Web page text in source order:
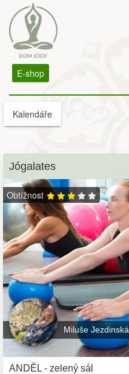
E-shop
Kalendáře
Jógalates
Obtížnost
Miluše Jezdinská
ANDĚL - zelený sál